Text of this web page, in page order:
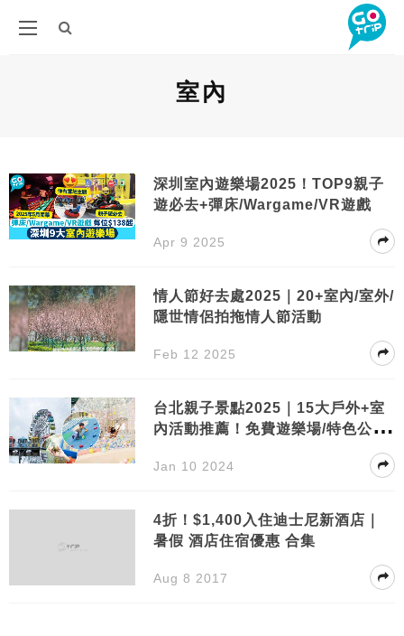
室內
深圳室內遊樂場2025！TOP9親子
遊必去+彈床/Wargame/VR遊戲
Apr 9 2025
情人節好去處2025｜20+室內/室外/
隱世情侶拍拖情人節活動
Feb 12 2025
台北親子景點2025｜15大戶外+室
內活動推薦！免費遊樂場/特色公園/
Jan 10 2024
4折！$1,400入住迪士尼新酒店｜
暑假 酒店住宿優惠 合集
Aug 8 2017